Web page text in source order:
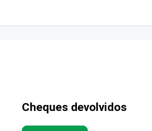
Cheques devolvidos